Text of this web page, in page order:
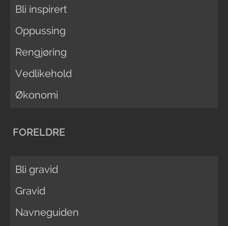
Bli inspirert
Oppussing
Rengjøring
Vedlikehold
Økonomi
FORELDRE
Bli gravid
Gravid
Navneguiden